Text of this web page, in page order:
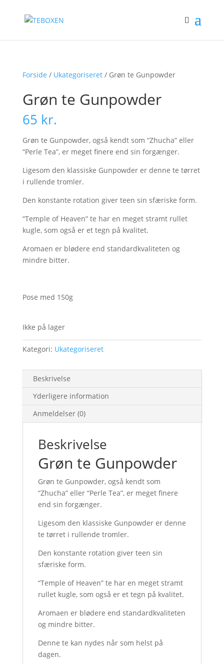
Forside / Ukategoriseret/ Grøn te Gunpowder
Grøn te Gunpowder
65 kr.
Grøn te Gunpowder, også kendt som “Zhucha” eller
“Perle Tea”, er meget finere end sin forgænger.
Ligesom den klassiske Gunpowder er denne te tørret
i rullende tromler.
Den konstante rotation giver teen sin sfæriske form.
“Temple of Heaven” te har en meget stramt rullet
kugle, som også er et tegn på kvalitet.
Aromaen er blødere end standardkvaliteten og
mindre bitter.
Pose med 150g
Ikke på lager
Kategori: Ukategoriseret
Beskrivelse
Yderligere information
Anmeldelser (0)
Beskrivelse
Grøn te Gunpowder
Grøn te Gunpowder, også kendt som
“Zhucha” eller “Perle Tea”, er meget finere
end sin forgænger.
Ligesom den klassiske Gunpowder er denne
te tørret i rullende tromler.
Den konstante rotation giver teen sin
sfæriske form.
“Temple of Heaven” te har en meget stramt
rullet kugle, som også er et tegn på kvalitet.
Aromaen er blødere end standardkvaliteten
og mindre bitter.
Denne te kan nydes når som helst på
dagen.